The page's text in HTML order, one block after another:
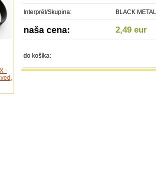
Interprét/Skupina: BLACK METAL
naša cena: 2,49 eur
do košíka: